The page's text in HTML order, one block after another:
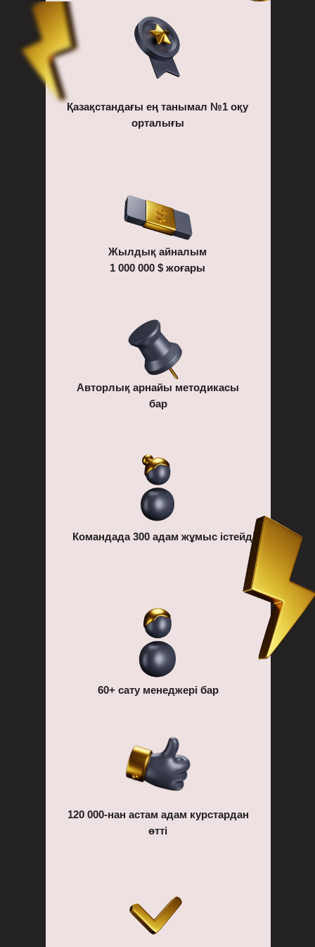
Жылдық айналым
1 000 000 $ жоғары
Авторлық арнайы методикасы
бар
Командада 300 адам жұмыс істейді
60+ сату менеджері бар
120 000-нан астам адам курстардан
өтті
Қазақстандағы ең танымал №1 оқу
орталығы